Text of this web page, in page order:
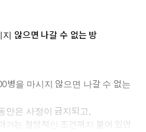
않으면 나갈 수 없는 방
병을 마시지 않으면 나갈 수 없는
안은 사정이 금지되고,
가는 절망적인 조건까지 붙어 있었